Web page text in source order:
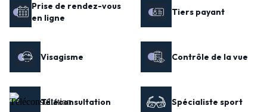
Prise de rendez-vous
en ligne
Tiers payant
Visagisme Contrôle de la vue
Téléconsultation Spécialiste sport